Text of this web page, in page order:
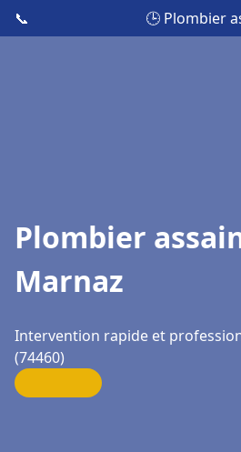
📞 🕒 Plombier
Plombier
Marnaz
Intervention rapide et
(74460)